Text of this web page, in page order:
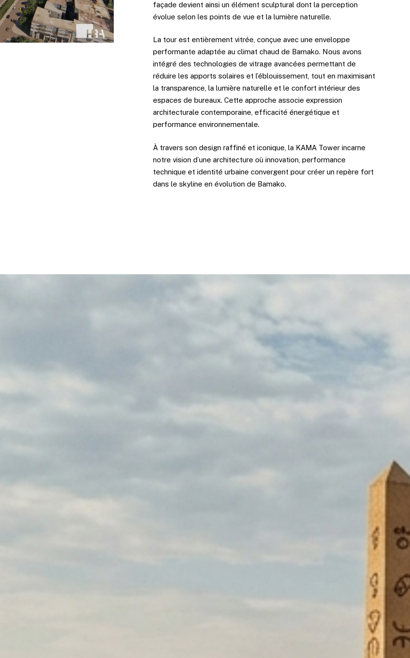
façade devient ainsi un élément sculptural dont la perception
évolue selon les points de vue et la lumière naturelle.
La tour est entièrement vitrée, conçue avec une enveloppe
performante adaptée au climat chaud de Bamako. Nous avons
intégré des technologies de vitrage avancées permettant de
réduire les apports solaires et l’éblouissement, tout en maximisant
la transparence, la lumière naturelle et le confort intérieur des
espaces de bureaux. Cette approche associe expression
architecturale contemporaine, efficacité énergétique et
performance environnementale.
À travers son design raffiné et iconique, la KAMA Tower incarne
notre vision d’une architecture où innovation, performance
technique et identité urbaine convergent pour créer un repère fort
dans le skyline en évolution de Bamako.